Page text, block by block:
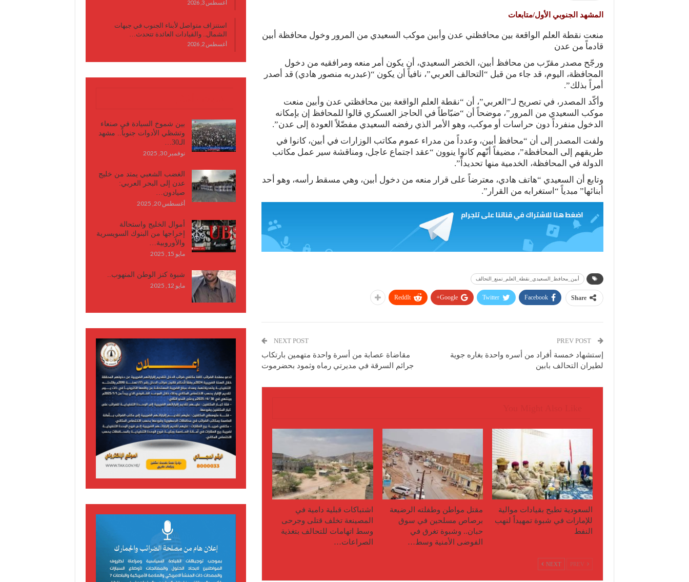
المشهد الجنوبي الأول/متابعات
منعت نقطة العلم الواقعة بين محافظتي عدن وأبين موكب السعيدي من المرور وخول محافظة أبين
قادماً من عدن
ورجّح مصدر مقرّب من محافظ أبين، الخضر السعيدي، أن يكون أمر منعه ومرافقيه من دخول
المحافظة، اليوم، قد جاء من قبل “التحالف العربي”، نافياً أن يكون “(عبدربه منصور هادي) قد أصدر
أمراً بذلك”.
وأكّد المصدر، في تصريح لـ”العربي”، أن “نقطة العلم الواقعة بين محافظتي عدن وأبين منعت
موكب السعيدي من المرور”، موضحاً أن “ضبّاطاً في الحاجز العسكري قالوا للمحافظ إن بإمكانه
الدخول منفرداً دون حراسات أو موكب، وهو الأمر الذي رفضه السعيدي مفضّلاً العودة إلى عدن”.
ولفت المصدر إلى أن “محافظ أبين، وعدداً من مدراء عموم مكاتب الوزارات في أبين، كانوا في
طريقهم إلى المحافظة”، مضيفاً أنّهم كانوا ينوون “عقد اجتماع عاجل، ومناقشة سير عمل مكاتب
الدولة في المحافظة، الخدمية منها تحديداً”.
وتابع أن السعيدي “هاتف هادي، معترضاً على قرار منعه من دخول أبين، وهي مسقط رأسه، وهو أحد
أبنائها” مبدياً “استغرابه من القرار”.
أبين_محافظ_السعيدي_نقطة_العلم_تمنع_التحالف
Share
Facebook
Twitter
Google+
ReddIt
إستشهاد خمسة أفراد من أسره واحدة بغاره جوية
لطيران التحالف بابين
NEXT POST
مقاضاة عصابة من أسرة واحدة متهمين بارتكاب
جرائم السرقة في مديرتي رماه وثمود بحضرموت
السعودية تطيح بقيادات موالية
للإمارات في شبوة تمهيداً لنهب
النفط
مقتل مواطن وطفلته الرضيعة
برصاص مسلحين في سوق
حبان.. وشبوة تغرق في
الفوضى الأمنية وسط…
اشتباكات قبلية دامية في
المصينعة تخلف قتلى وجرحى
وسط اتهامات للتحالف بتغذية
الصراعات…
NEXT
أغسطس 3, 2026
استنزاف متواصل لأبناء الجنوب في جبهات
الشمال.. والقيادات العائدة تتحدث…
أغسطس 2, 2026
بين شموخ السيادة في صنعاء
وتشظي الأدوات جنوباً.. مشهد
الـ30…
نوفمبر 30, 2025
الغضب الشعبي يمتد من خليج
عدن إلى البحر العربي:
صيادون…
أغسطس 20, 2025
أموال الخليج واستحالة
إخراجها من البنوك السويسرية
والأوروبية…
مايو 15, 2025
شبوة كنز الوطن المنهوب..
مايو 12, 2025